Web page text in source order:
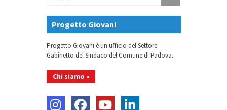
Progetto Giovani
Progetto Giovani è un ufficio del Settore
Gabinetto del Sindaco del Comune di Padova.
Chi siamo »